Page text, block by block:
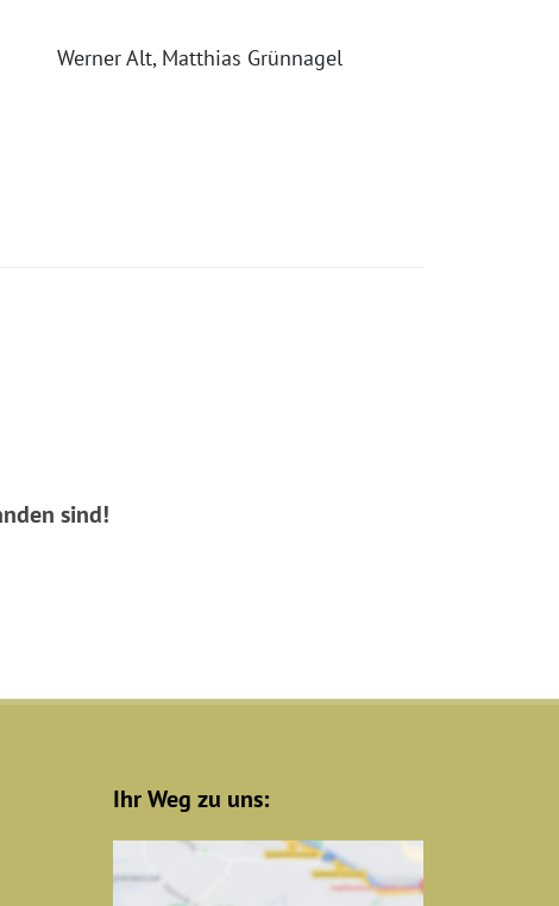
Werner Alt, Matthias Grünnagel
sind!
Ihr Weg zu uns: